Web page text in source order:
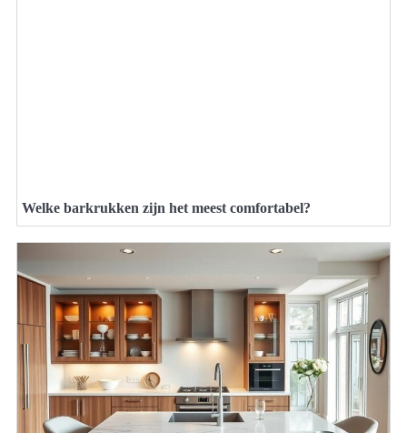
Welke barkrukken zijn het meest comfortabel?